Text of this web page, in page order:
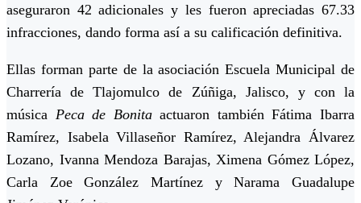
aseguraron 42 adicionales y les fueron apreciadas 67.33
infracciones, dando forma así a su calificación definitiva.
Ellas forman parte de la asociación Escuela Municipal de
Charrería de Tlajomulco de Zúñiga, Jalisco, y con la
música Peca de Bonitaactuaron también Fátima Ibarra
Ramírez, Isabela Villaseñor Ramírez, Alejandra Álvarez
Lozano, Ivanna Mendoza Barajas, Ximena Gómez López,
Carla Zoe González Martínez y Narama Guadalupe